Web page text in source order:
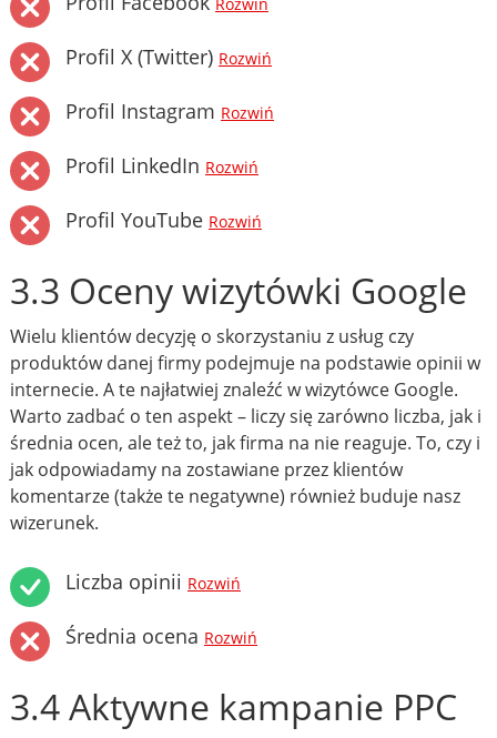
Rozwiń
Profil X (Twitter) Rozwiń
Profil Instagram Rozwiń
Profil LinkedIn Rozwiń
Profil YouTube Rozwiń
3.3 Oceny wizytówki Google
Wielu klientów decyzję o skorzystaniu z usług czy
produktów danej firmy podejmuje na podstawie opinii w
internecie. A te najłatwiej znaleźć w wizytówce Google.
Warto zadbać o ten aspekt – liczy się zarówno liczba, jak i
średnia ocen, ale też to, jak firma na nie reaguje. To, czy i
jak odpowiadamy na zostawiane przez klientów
komentarze (także te negatywne) również buduje nasz
wizerunek.
Liczba opinii Rozwiń
Średnia ocena Rozwiń
3.4 Aktywne kampanie PPC